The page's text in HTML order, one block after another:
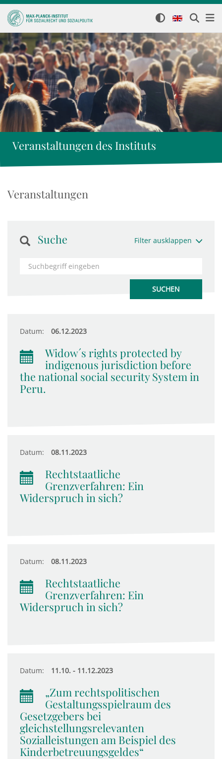
Veranstaltungen des Instituts
Veranstaltungen
Suche Filter ausklappen
Datum: 06.12.2023
Widow´s rights protected by
indigenous jurisdiction before
the national social security System in
Peru.
Datum: 08.11.2023
Rechtstaatliche
Grenzverfahren: Ein
Widerspruch in sich?
Datum: 08.11.2023
Rechtstaatliche
Grenzverfahren: Ein
Widerspruch in sich?
Datum: 11.10. - 11.12.2023
„Zum rechtspolitischen
Gestaltungsspielraum des
Gesetzgebers bei
gleichstellungsrelevanten
Sozialleistungen am Beispiel des
Kinderbetreuungsgeldes“